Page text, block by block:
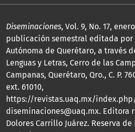
Diseminaciones, Vol. 9, No. 17,
publicación semestral editada por
Autónoma de Querétaro, a través
Lenguas y Letras, Cerro de las
Campanas, Querétaro, Qro., C. P.
ext. 61010,
https://revistas.uaq.mx/
diseminaciones@uaq.mx. Editora
Dolores Carrillo Juárez. Reserva de